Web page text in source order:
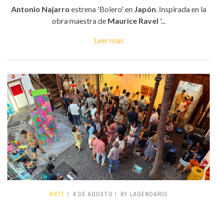
Antonio Najarro estrena 'Bolero' en Japón. Inspirada en la
obra maestra de Maurice Ravel '...
Leer más
ARTE 8 DE AGOSTO BY LAGENDARIO